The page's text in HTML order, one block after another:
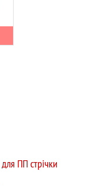
ПП стрічки